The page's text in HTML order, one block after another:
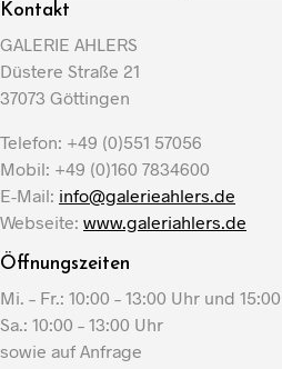
Kontakt
GALERIE AHLERS
Düstere Straße 21
37073 Göttingen
Telefon: +49 (0)551 57056
Mobil: +49 (0)160 7834600
E-Mail: info@galerieahlers.de
Webseite: www.galeriahlers.de
Öffnungszeiten
Mi. – Fr.: 10:00 – 13:00 Uhr und
Sa.: 10:00 – 13:00 Uhr
sowie auf Anfrage